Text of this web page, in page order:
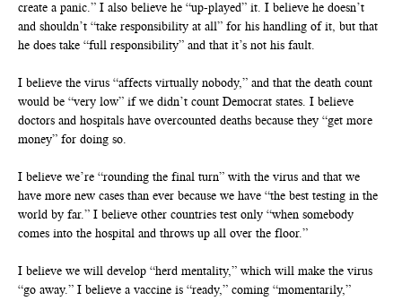
create a panic.” I also believe he “up-played” it. I believe he doesn’t
and shouldn’t “take responsibility at all” for his handling of it, but that
he does take “full responsibility” and that it’s not his fault.
I believe the virus “affects virtually nobody,” and that the death count
would be “very low” if we didn’t count Democrat states. I believe
doctors and hospitals have overcounted deaths because they “get more
money” for doing so.
I believe we’re “rounding the final turn” with the virus and that we
have more new cases than ever because we have “the best testing in the
world by far.” I believe other countries test only “when somebody
comes into the hospital and throws up all over the floor.”
I believe we will develop “herd mentality,” which will make the virus
“go away.” I believe a vaccine is “ready,” coming “momentarily,”